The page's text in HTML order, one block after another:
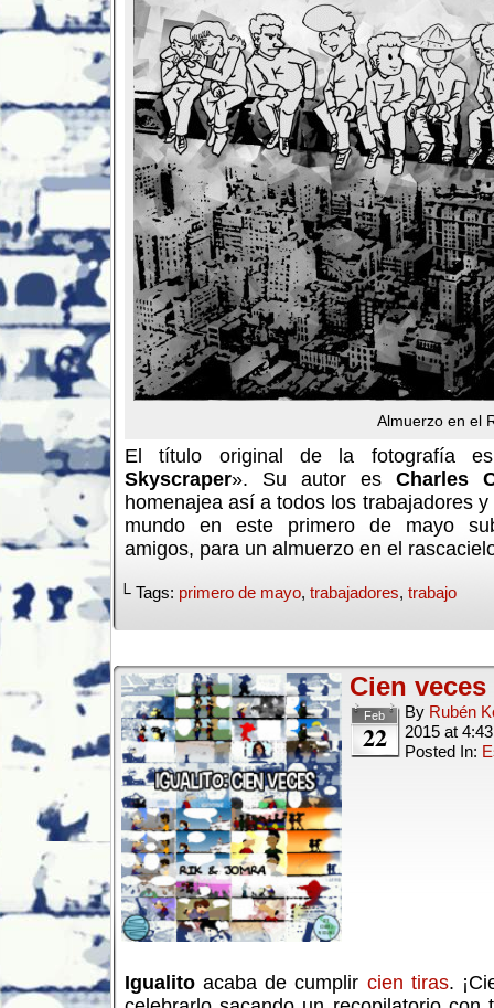
Almuerzo en el
El título original de la fotografía
Skyscraper». Su autor es Charles
homenajea así a todos los trabajadores
mundo en este primero de mayo
amigos, para un almuerzo en el
└ Tags: primero de mayo, trabajadores, trabajo
Cien
Feb
22
By Rubén
2015 at
Posted In:
Igualito acaba de cumplir cien tiras.